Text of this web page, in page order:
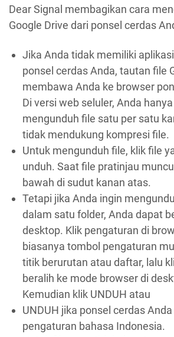
Dear Signal membagikan cara
Google Drive dari ponsel cerdas
Jika Anda tidak memiliki
ponsel cerdas Anda, tautan file
membawa Anda ke browser
Di versi web seluler, Anda
mengunduh file satu per satu
tidak mendukung kompresi file.
Untuk mengunduh file, klik file
unduh. Saat file pratinjau
bawah di sudut kanan atas.
Tetapi jika Anda ingin
dalam satu folder, Anda dapat
desktop. Klik pengaturan di
biasanya tombol pengaturan
titik berurutan atau daftar, lalu
beralih ke mode browser di
Kemudian klik UNDUH atau
UNDUH jika ponsel cerdas
pengaturan bahasa Indonesia.